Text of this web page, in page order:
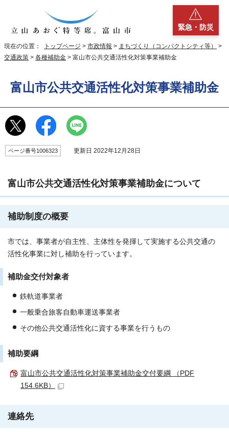
緊急・防災
現在の位置： トップページ > 市政情報 > まちづくり（コンパクトシティ等）
>
交通政策 > 各種補助金 > 富山市公共交通活性化対策事業補助金
富山市公共交通活性化対策事業補助金
ページ番号1006323 更新日 2022年12月28日
富山市公共交通活性化対策事業補助金について
補助制度の概要
市では、事業者が自主性、主体性を発揮して実施する公共交通の
活性化事業に対し補助を行っています。
補助金交付対象者
鉄軌道事業者
一般乗合旅客自動車運送事業者
その他公共交通活性化に資する事業を行うもの
補助要綱
富山市公共交通活性化対策事業補助金交付要綱 （PDF
154.6KB）
連絡先